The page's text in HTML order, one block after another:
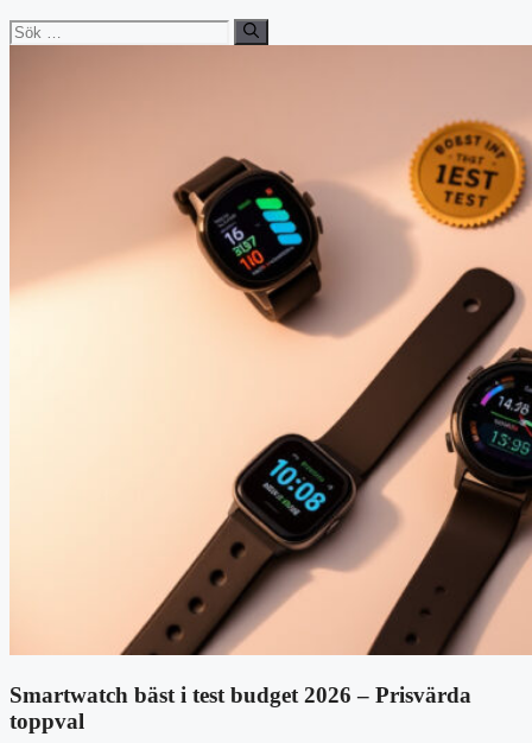
Sök
efter:
Smartwatch bäst i test budget 2026 – Prisvärda
toppval